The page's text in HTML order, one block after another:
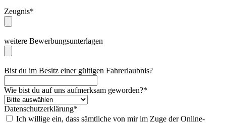
Zeugnis*
weitere Bewerbungsunterlagen
Bist du im Besitz einer gültigen Fahrerlaubnis?
Wie bist du auf uns aufmerksam geworden?*
Datenschutzerklärung*
Ich willige ein, dass sämtliche von mir im Zuge der Online-